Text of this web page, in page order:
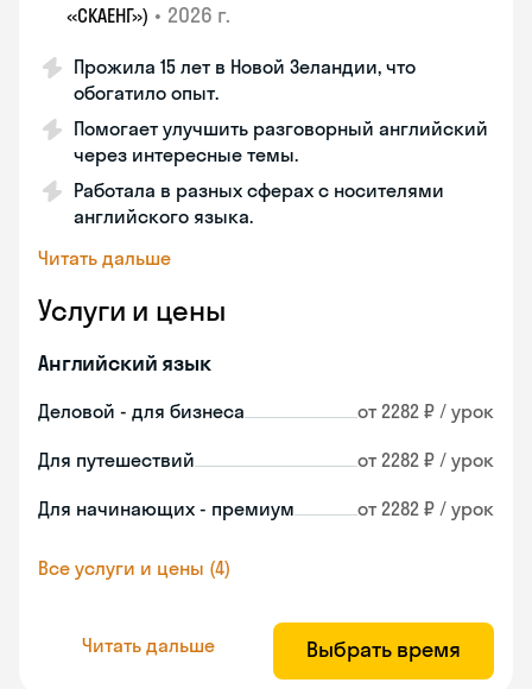
«СКАЕНГ») • 2026 г.
Прожила 15 лет в Новой Зеландии, что
обогатило опыт.
Помогает улучшить разговорный английский
через интересные темы.
Работала в разных сферах с носителями
английского языка.
Читать дальше
Услуги и цены
Английский язык
Деловой - для бизнеса от 2282 ₽ / урок
Для путешествий от 2282 ₽ / урок
Для начинающих - премиум от 2282 ₽ / урок
Все услуги и цены (4)
Читать дальше Выбрать время